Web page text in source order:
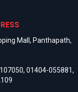
Mall, Panthapath,
, 01404-055881,